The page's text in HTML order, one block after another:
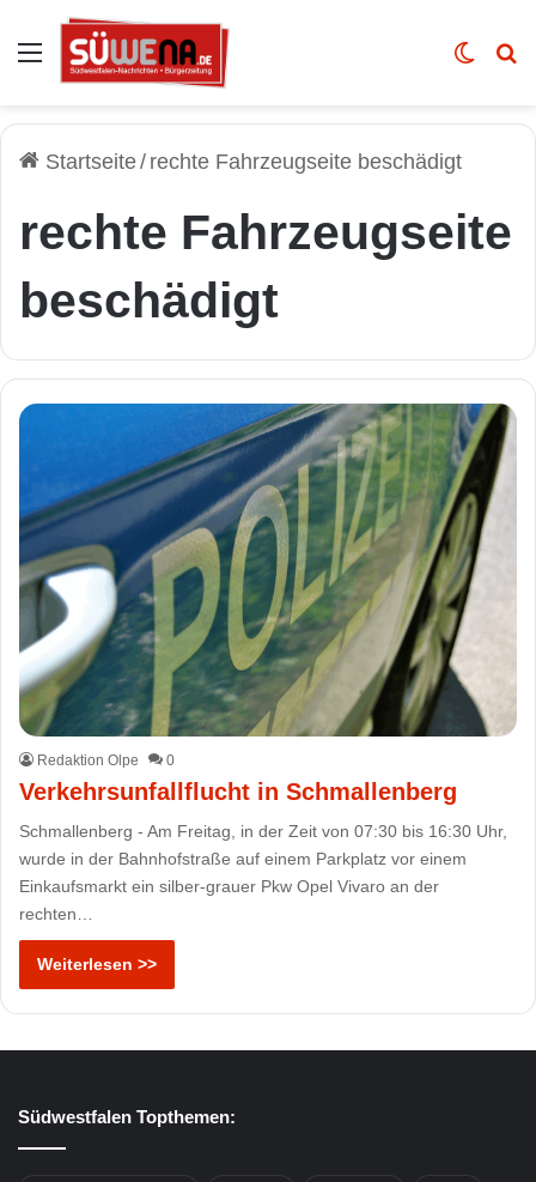
Auswahl Skin
Startseite/ rechte Fahrzeugseite beschädigt
rechte Fahrzeugseite
beschädigt
Redaktion Olpe 0
Verkehrsunfallflucht in Schmallenberg
Schmallenberg - Am Freitag, in der Zeit von 07:30 bis 16:30 Uhr,
wurde in der Bahnhofstraße auf einem Parkplatz vor einem
Einkaufsmarkt ein silber-grauer Pkw Opel Vivaro an der
rechten…
Weiterlesen >>
Südwestfalen Topthemen: